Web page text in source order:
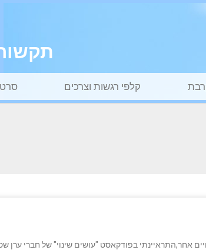
קלפי רגשות וצרכים
אחר,התראיינתי בפודקאסט "עושים שינוי" של חברי ערן